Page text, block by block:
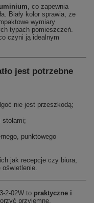
, co zapewnia
Biały kolor sprawia, że
wymiary
typach pomieszczeń.
czyni ją idealnym
jest potrzebne
nie jest przeszkodą;
punktowego
jak recepcje czy biura,
oświetlenie.
2-02W to praktyczne i
przyjemne,